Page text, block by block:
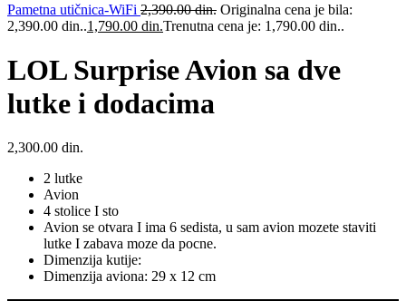
Pametna utičnica-WiFi 2,390.00din. Originalna cena je bila:
2,390.00 din..1,790.00 din.Trenutna cena je: 1,790.00 din..
LOL Surprise Avion sa dve
lutke i dodacima
2,300.00 din.
2 lutke
Avion
4 stolice I sto
Avion se otvara I ima 6 sedista, u sam avion mozete staviti
lutke I zabava moze da pocne.
Dimenzija kutije:
Dimenzija aviona: 29 x 12 cm